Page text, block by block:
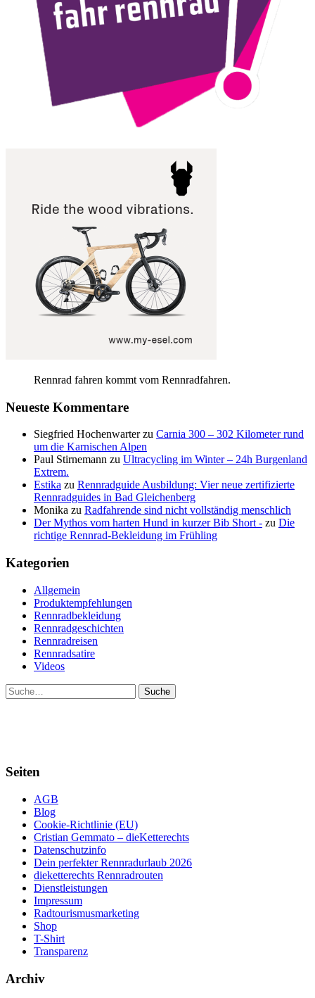
Rennrad fahren kommt vom Rennradfahren.
Neueste Kommentare
Siegfried Hochenwarterzu Carnia 300 – 302 Kilometer rund
um die Karnischen Alpen
Paul Stirnemann zu Ultracycling im Winter – 24h Burgenland
Extrem.
Estika zu Rennradguide Ausbildung: Vier neue zertifizierte
Rennradguides in Bad Gleichenberg
Monika zu Radfahrende sind nicht vollständig menschlich
Der Mythos vom harten Hund in kurzer Bib Short - zu Die
richtige Rennrad-Bekleidung im Frühling
Kategorien
Allgemein
Produktempfehlungen
Rennradbekleidung
Rennradgeschichten
Rennradreisen
Rennradsatire
Videos
Suche
Seiten
AGB
Blog
Cookie-Richtlinie (EU)
Cristian Gemmato – dieKetterechts
Datenschutzinfo
Dein perfekter Rennradurlaub 2026
dieketterechts Rennradrouten
Dienstleistungen
Impressum
Radtourismusmarketing
Shop
T-Shirt
Transparenz
Archiv